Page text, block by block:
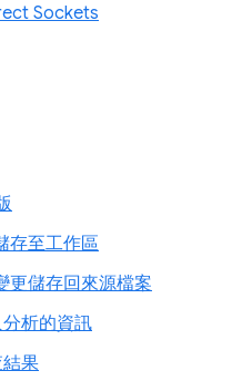
Sockets
存至工作區
更儲存回來源檔案
析的資訊
果